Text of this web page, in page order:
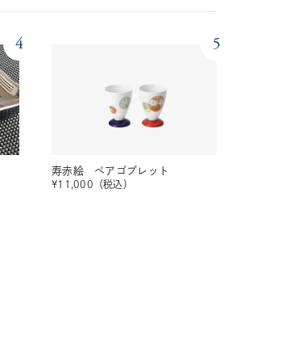
4 5
寿赤絵 ペアゴブレット
¥11,000 （税込）